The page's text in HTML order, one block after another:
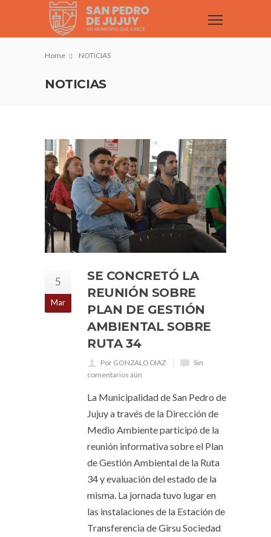
Home NOTICIAS
NOTICIAS
5
Mar
SE CONCRETÓ LA
REUNIÓN SOBRE
PLAN DE GESTIÓN
AMBIENTAL SOBRE
RUTA 34
Por GONZALO DIAZ
Sin
comentarios aún
La Municipalidad de San Pedro de
Jujuy a través de la Dirección de
Medio Ambiente participó de la
reunión informativa sobre el Plan
de Gestión Ambiental de la Ruta
34 y evaluación del estado de la
misma. La jornada tuvo lugar en
las instalaciones de la Estación de
Transferencia de Girsu Sociedad